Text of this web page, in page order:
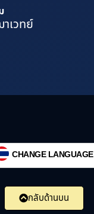
เวทย์
CHANGE LANGUAGE
กลับด้านบน